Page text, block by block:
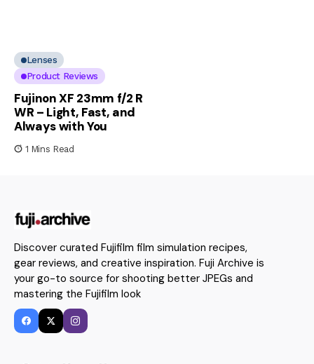
Lenses
Product Reviews
Fujinon XF 23mm f/2 R
WR – Light, Fast, and
Always with You
1 Mins Read
Discover curated Fujifilm film simulation recipes,
gear reviews, and creative inspiration. Fuji Archive is
your go-to source for shooting better JPEGs and
mastering the Fujifilm look